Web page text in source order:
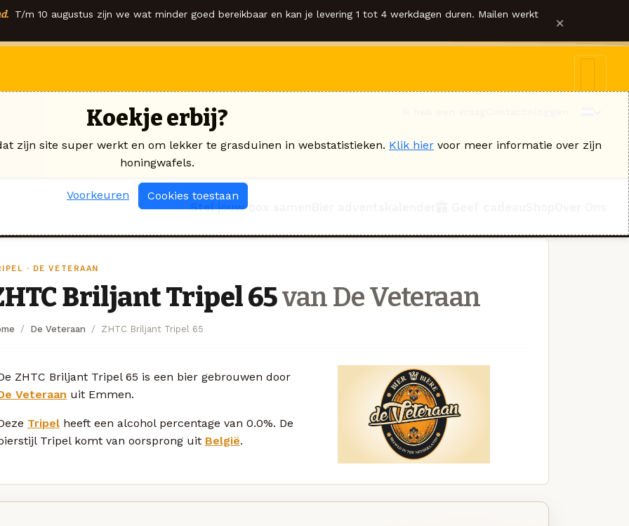
T/m 10 augustus zijn we wat minder goed bereikbaar en kan je levering 1 tot 4 werkdagen duren. Mailen werkt ×
Stel jouw box samen
· DE VETERAAN
Briljant Tripel 65van De Veteraan
De Veteraan ZHTC Briljant Tripel 65
ZHTC Briljant Tripel 65 is een bier gebrouwen door
Veteraan uit Emmen.
Tripel heeft een alcohol percentage van 0.0%. De
Tripel komt van oorsprong uit België.
Koekje erbij?
zijn site super werkt en om lekker te grasduinen in webstatistieken. Klik hier voor meer informatie over zijn
honingwafels.
Voorkeuren Cookies toestaan